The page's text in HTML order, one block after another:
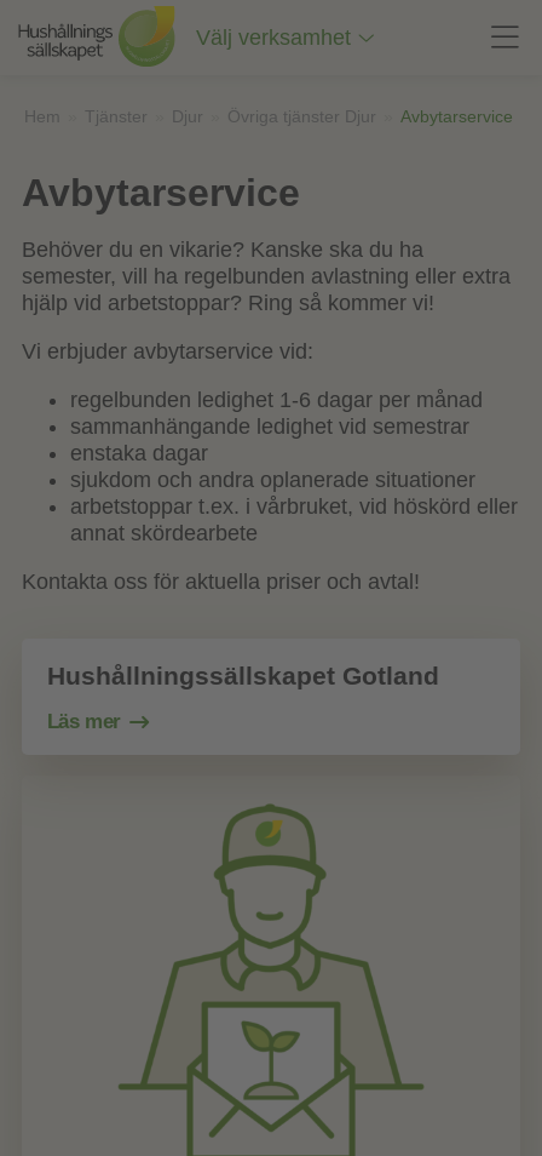
innehåll
Välj verksamhet
Hem Tjänster Djur Övriga tjänster Djur Avbytarservice
Avbytarservice
Behöver du en vikarie? Kanske ska du ha
semester, vill ha regelbunden avlastning eller extra
hjälp vid arbetstoppar? Ring så kommer vi!
Vi erbjuder avbytarservice vid:
regelbunden ledighet 1-6 dagar per månad
sammanhängande ledighet vid semestrar
enstaka dagar
sjukdom och andra oplanerade situationer
arbetstoppar t.ex. i vårbruket, vid höskörd eller
annat skördearbete
Kontakta oss för aktuella priser och avtal!
Hushållningssällskapet Gotland
Läs mer